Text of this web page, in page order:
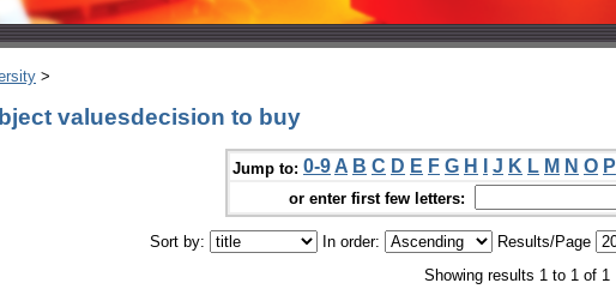
>
valuesdecision to buy
Jump to: 0-9 A B C D E F G H J K L M N O P
or enter first few letters:
Sort by: In order: Results/Page
Showing results 1 to 1 of 1